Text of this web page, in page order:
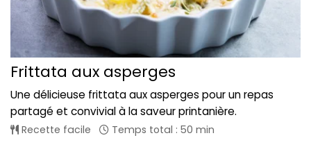
Frittata aux asperges
Une délicieuse frittata aux asperges pour un repas
partagé et convivial à la saveur printanière.
Recette facile Temps total : 50 min